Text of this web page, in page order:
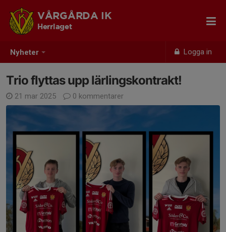
Nyheter Logga in
VÅRGÅRDA IK
Herrlaget
Trio flyttas upp lärlingskontrakt!
21 mar 2025 0 kommentarer